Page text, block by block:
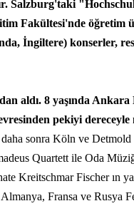
Salzburg'taki
Fakültesi'nde öğretim
İngiltere) konserler,
aldı. 8 yaşında
pekiyi
sonra Köln ve
Quartett ile Oda
Kreitschmar Fischer ın
Fransa ve